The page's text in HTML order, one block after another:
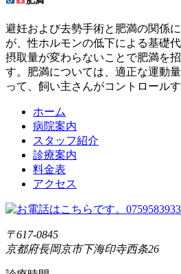
避妊および去勢手術と肥満の関係
が、性ホルモンの低下による基礎
摂取量が変わらないことで肥満を
す。肥満については、適正な運動
って、飼い主さんがコントロール
ホーム
病院案内
スタッフ紹介
診療案内
料金表
アクセス
〒617-0845
京都府長岡京市下海印寺西条26